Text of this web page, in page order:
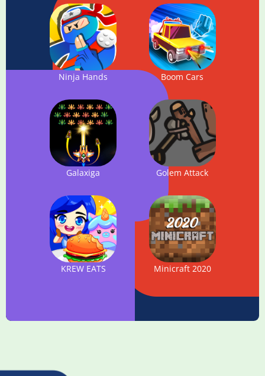
Ninja Hands Boom Cars
Galaxiga Golem Attack
KREW EATS Minicraft 2020